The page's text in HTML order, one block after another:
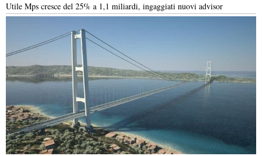
Utile Mps cresce del 25% a 1,1 miliardi, ingaggiati nuovi advisor